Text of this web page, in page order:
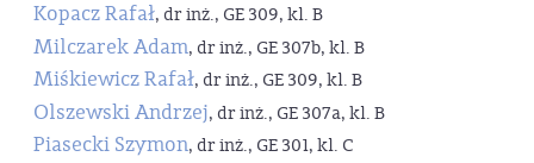
Kopacz Rafał, dr inż., GE 309, kl. B
Milczarek Adam, dr inż., GE 307b, kl. B
Miśkiewicz Rafał, dr inż., GE 309, kl. B
Olszewski Andrzej, dr inż., GE 307a, kl. B
Piasecki Szymon, dr inż., GE 301, kl. C